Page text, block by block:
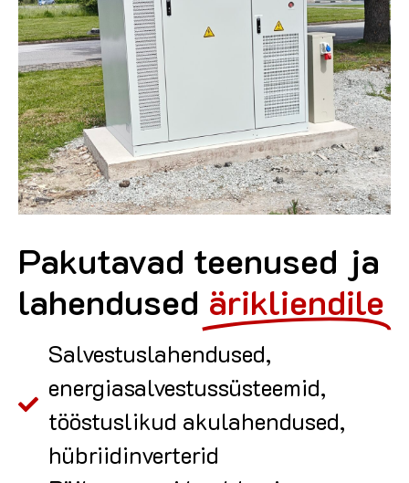
Pakutavad teenused ja
lahendused ärikliendile
Salvestuslahendused,
energiasalvestussüsteemid,
tööstuslikud akulahendused,
hübriidinverterid